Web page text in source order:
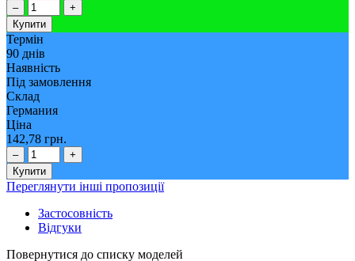
–
+
Купити
Термін
90 днів
Наявність
Під замовлення
Склад
Германия
Ціна
142,78 грн.
–
+
Купити
Переглянути інші пропозиції
Застосовність
Відгуки